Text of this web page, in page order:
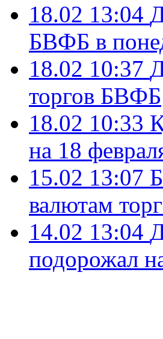
18.02 13:04
БВФБ в
18.02 10:37
торгов БВФБ
18.02 10:33
на 18
15.02 13:07
валютам
14.02 13:04
подорожал